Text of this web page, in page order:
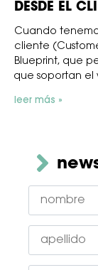
DESDE EL
Cuando
cliente
Blueprint, que
que soportan el
leer más »